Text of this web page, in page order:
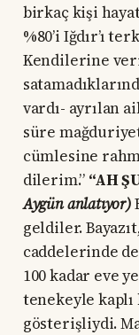
birkaç kişi
%80’i Iğdır’ı
Kendilerine
vardı- ayrılan
süre
cümlesine
dilerim.” “AH
Aygün anlatıyor)
geldiler.
caddelerinde
100 kadar eve
tenekeyle
gösterişliydi.